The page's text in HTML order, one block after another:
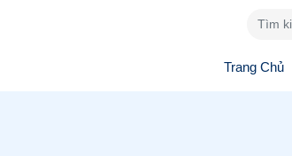
Trang Chủ